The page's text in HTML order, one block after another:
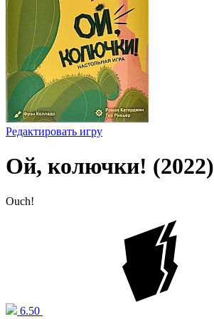
Редактировать игру
Ой, колючки! (2022)
Ouch!
6.50